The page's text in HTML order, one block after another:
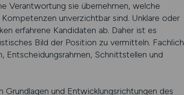
Verantwortung sie übernehmen, welche
unverzichtbar sind. Unklare oder
erfahrene Kandidaten ab. Daher ist es
Bild der Position zu vermitteln. Fachlich
Entscheidungsrahmen, Schnittstellen und
und Entwicklungsrichtungen des